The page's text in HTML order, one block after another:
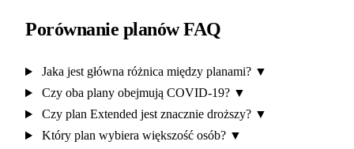
Porównanie planów FAQ
Jaka jest główna różnica między planami? ▼
Czy oba plany obejmują COVID-19? ▼
Czy plan Extended jest znacznie droższy? ▼
Który plan wybiera większość osób? ▼